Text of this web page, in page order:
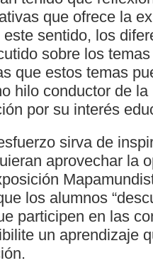
que ofrece la
sentido, los
sobre los
que estos temas
hilo conductor de
por su interés
sirva de
aprovechar la
los alumnos
participen en las
un aprendizaje